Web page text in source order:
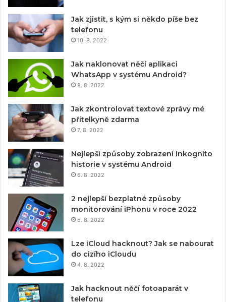
Jak zjistit, s kým si někdo píše bez
telefonu
10. 8. 2022
Jak naklonovat něčí aplikaci
WhatsApp v systému Android?
8. 8. 2022
Jak zkontrolovat textové zprávy mé
přítelkyně zdarma
7. 8. 2022
Nejlepší způsoby zobrazení inkognito
historie v systému Android
6. 8. 2022
2 nejlepší bezplatné způsoby
monitorování iPhonu v roce 2022
5. 8. 2022
Lze iCloud hacknout? Jak se nabourat
do cizího iCloudu
4. 8. 2022
Jak hacknout něčí fotoaparát v
telefonu